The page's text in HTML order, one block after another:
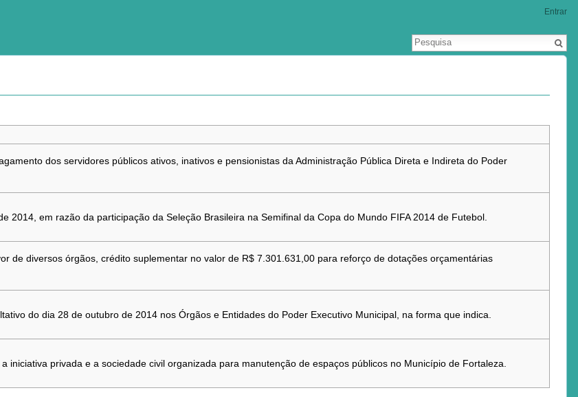
dos servidores públicos ativos, inativos e pensionistas da Administração Pública Direta e Indireta do Poder
2014, em razão da participação da Seleção Brasileira na Semifinal da Copa do Mundo FIFA 2014 de Futebol.
de diversos órgãos, crédito suplementar no valor de R$ 7.301.631,00 para reforço de dotações orçamentárias
do dia 28 de outubro de 2014 nos Órgãos e Entidades do Poder Executivo Municipal, na forma que indica.
iniciativa privada e a sociedade civil organizada para manutenção de espaços públicos no Município de Fortaleza.
Entrar